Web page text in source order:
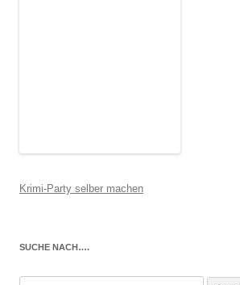
Krimi-Party selber machen
SUCHE NACH….